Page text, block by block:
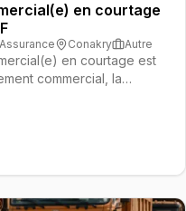
en courtage
Conakry Autre
en courtage est
commercial, la
d’un portefeuille
Elle intervient comme